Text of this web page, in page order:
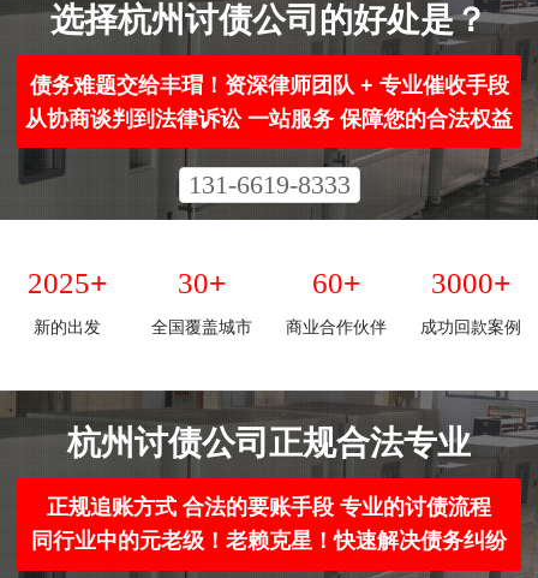
选择杭州讨债公司的好处是？
债务难题交给丰瑁！资深律师团队 + 专业催收手段
从协商谈判到法律诉讼 一站服务 保障您的合法权益
131-6619-8333
2025+
新的出发
30+
全国覆盖城市
60+
商业合作伙伴
3000+
成功回款案例
杭州讨债公司正规合法专业
正规追账方式 合法的要账手段 专业的讨债流程
同行业中的元老级！老赖克星！快速解决债务纠纷